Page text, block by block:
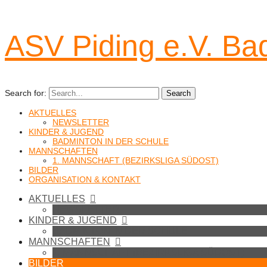
ASV Piding e.V.
Search for: Search
AKTUELLES
NEWSLETTER
KINDER & JUGEND
BADMINTON IN DER SCHULE
MANNSCHAFTEN
1. MANNSCHAFT (BEZIRKSLIGA SÜDOST)
BILDER
ORGANISATION & KONTAKT
AKTUELLES
KINDER & JUGEND
MANNSCHAFTEN
BILDER